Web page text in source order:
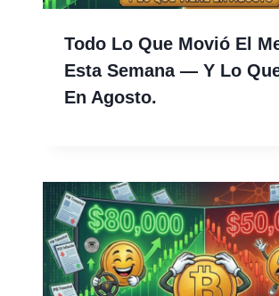
Todo Lo Que Movió El
Esta Semana — Y Lo
En Agosto.